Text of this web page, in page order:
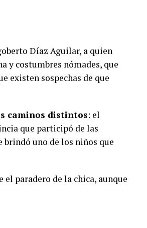
Díaz Aguilar, a quien
y costumbres nómades, que
existen sospechas de que
caminos distintos: el
que participó de las
brindó uno de los niños que
paradero de la chica, aunque